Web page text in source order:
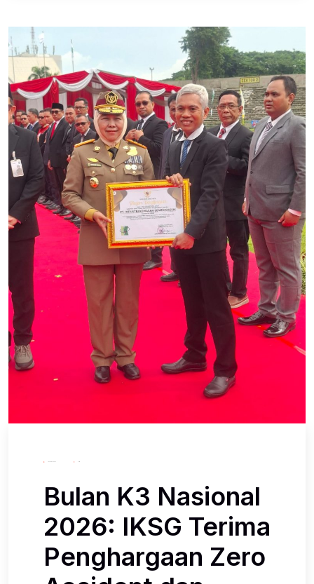
Bulan K3 Nasional
2026: IKSG Terima
Penghargaan Zero